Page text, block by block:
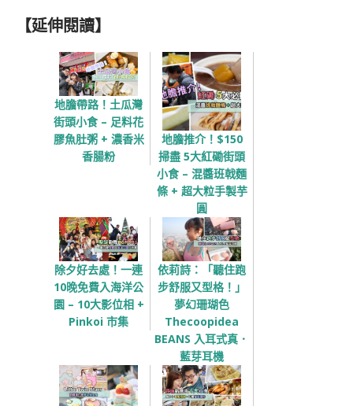
【延伸閱讀】
地膽帶路！土瓜灣
街頭小食 – 足料花
膠魚肚粥 + 濃香米
香腸粉
地膽推介！$150
掃盡 5大紅磡街頭
小食 – 混醬班戟麵
條 + 超大粒手製芋
圓
除夕好去處！一連
10晚免費入海洋公
園 – 10大影位相 +
Pinkoi 市集
依莉詩：「聽住跑
步舒服又型格！」
夢幻珊瑚色
Thecoopidea
BEANS 入耳式真．
藍芽耳機